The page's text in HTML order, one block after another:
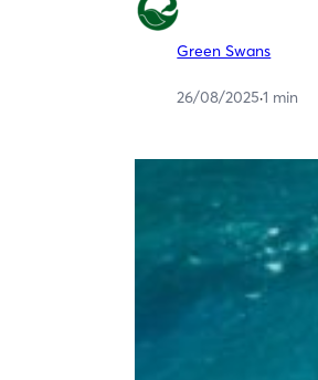
Green Swans
26/08/2025·1 min